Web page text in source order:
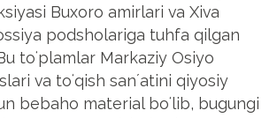
Buxoro amirlari va Xiva
podsholariga tuhfa qilgan
toʻplamlar Markaziy Osiyo
va toʻqish sanʼatini qiyosiy
bebaho material boʻlib, bugungi